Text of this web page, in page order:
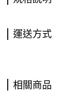
運送方式
相關商品